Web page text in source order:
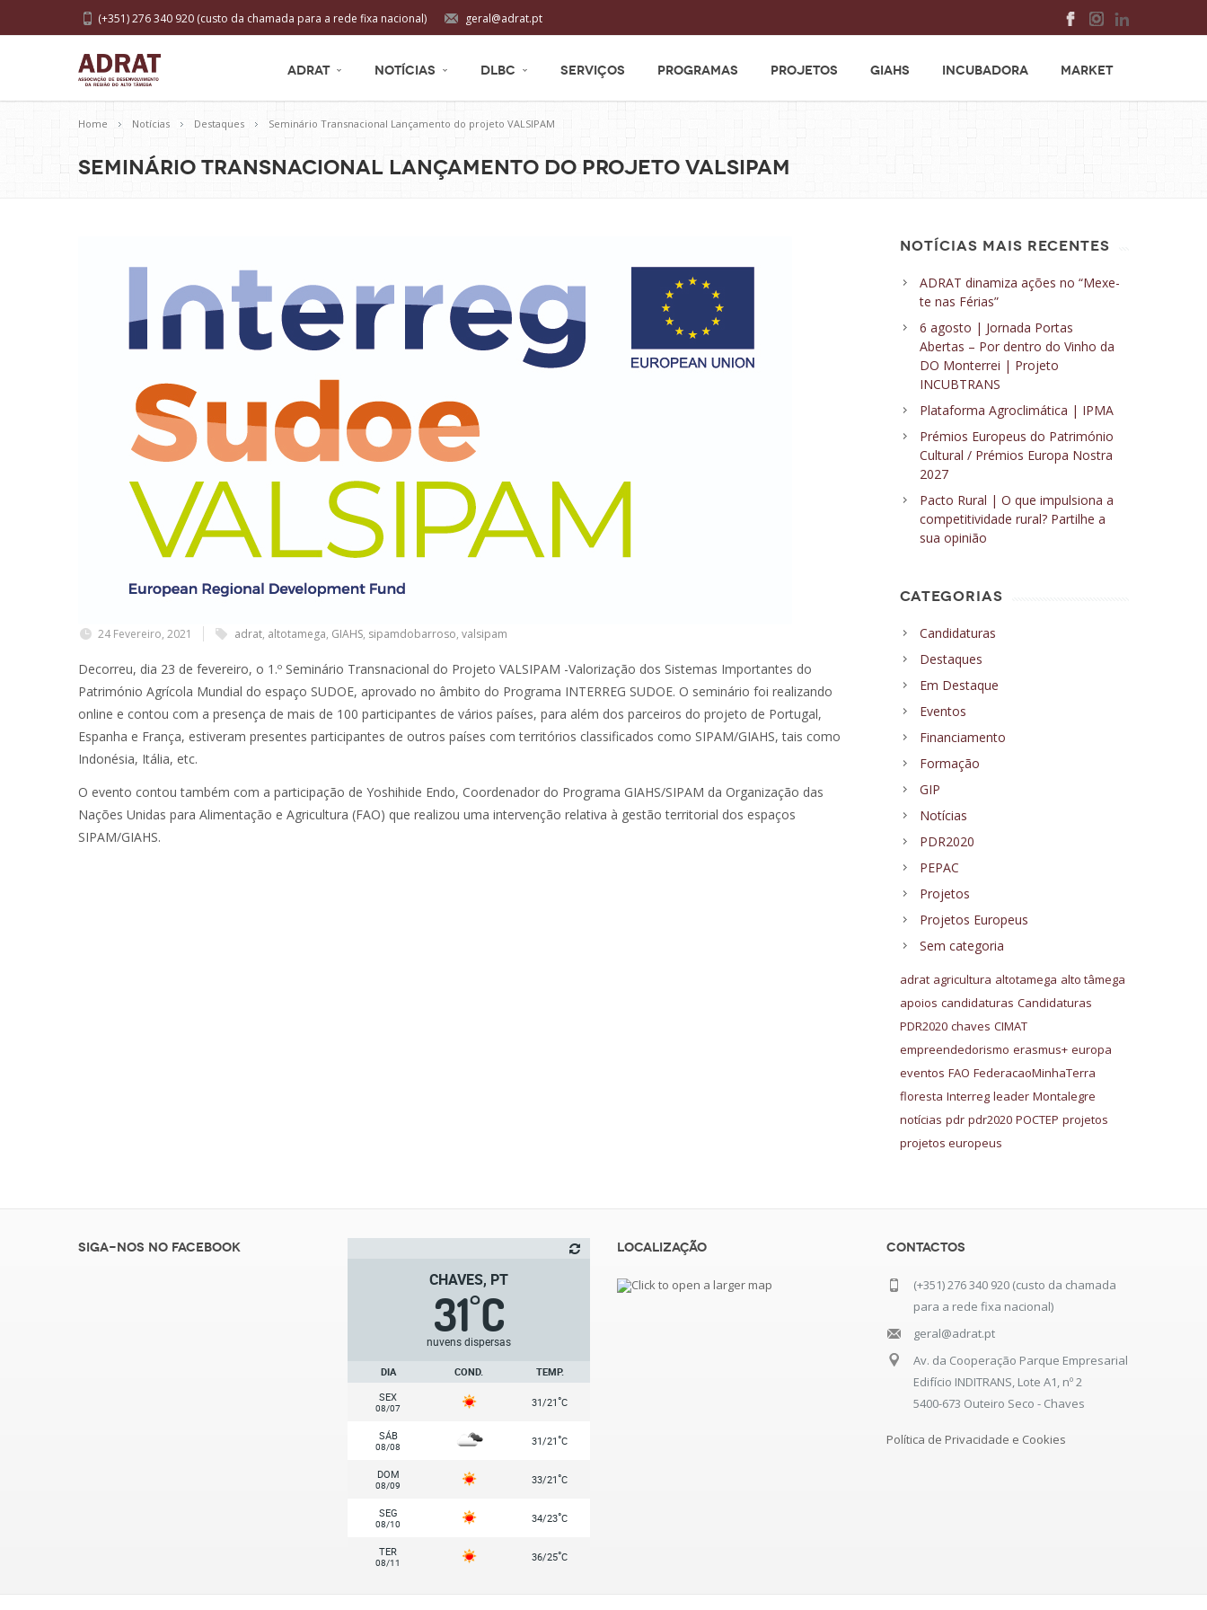
geral@adrat.pt
(+351) 276 340 920 (custo da chamada para a rede fixa nacional)
ADRAT NOTÍCIAS DLBC SERVIÇOS PROGRAMAS PROJETOS GIAHS INCUBADORA MARKET
Home Notícias Destaques Seminário Transnacional Lançamento do projeto VALSIPAM
Seminário Transnacional Lançamento do projeto VALSIPAM
24 Fevereiro, 2021 adrat, altotamega, GIAHS, sipamdobarroso, valsipam
Decorreu, dia 23 de fevereiro, o 1.º Seminário Transnacional do Projeto VALSIPAM -Valorização dos Sistemas Importantes do
Património Agrícola Mundial do espaço SUDOE, aprovado no âmbito do Programa INTERREG SUDOE. O seminário foi realizando
online e contou com a presença de mais de 100 participantes de vários países, para além dos parceiros do projeto de Portugal,
Espanha e França, estiveram presentes participantes de outros países com territórios classificados como SIPAM/GIAHS, tais como
Indonésia, Itália, etc.
O evento contou também com a participação de Yoshihide Endo, Coordenador do Programa GIAHS/SIPAM da Organização das
Nações Unidas para Alimentação e Agricultura (FAO) que realizou uma intervenção relativa à gestão territorial dos espaços
SIPAM/GIAHS.
NOTÍCIAS MAIS RECENTES
ADRAT dinamiza ações no “Mexe-
te nas Férias”
6 agosto | Jornada Portas
Abertas – Por dentro do Vinho da
DO Monterrei | Projeto
INCUBTRANS
Plataforma Agroclimática | IPMA
Prémios Europeus do Património
Cultural / Prémios Europa Nostra
2027
Pacto Rural | O que impulsiona a
competitividade rural? Partilhe a
sua opinião
CATEGORIAS
Candidaturas
Destaques
Em Destaque
Eventos
Financiamento
Formação
GIP
Notícias
PDR2020
PEPAC
Projetos
Projetos Europeus
Sem categoria
adrat agricultura altotamega alto tâmega
apoios candidaturas Candidaturas
PDR2020 chaves CIMAT
empreendedorismo erasmus+ europa
eventos FAO FederacaoMinhaTerra
floresta Interreg leader Montalegre
notícias pdr pdr2020 POCTEP projetos
projetos europeus
Siga-nos no Facebook
CHAVES, PT
31°C
nuvens dispersas
DIA COND.
TEMP.
SEX
08/07 31/21°C
SÁB
08/08 31/21°C
DOM
08/09 33/21°C
SEG
08/10 34/23°C
TER
08/11 36/25°C
Localização Contactos
(+351) 276 340 920 (custo da chamada
para a rede fixa nacional)
geral@adrat.pt
Av. da Cooperação Parque Empresarial
Edifício INDITRANS, Lote A1, nº 2
5400-673 Outeiro Seco - Chaves
Política de Privacidade e Cookies